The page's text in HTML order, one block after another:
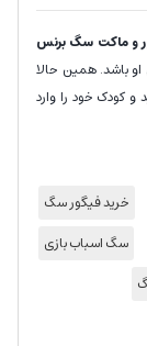
و ماکت سگ برنس
باشد. همین حالا
کودک خود را وارد
خرید فیگور سگ
سگ اسباب بازی